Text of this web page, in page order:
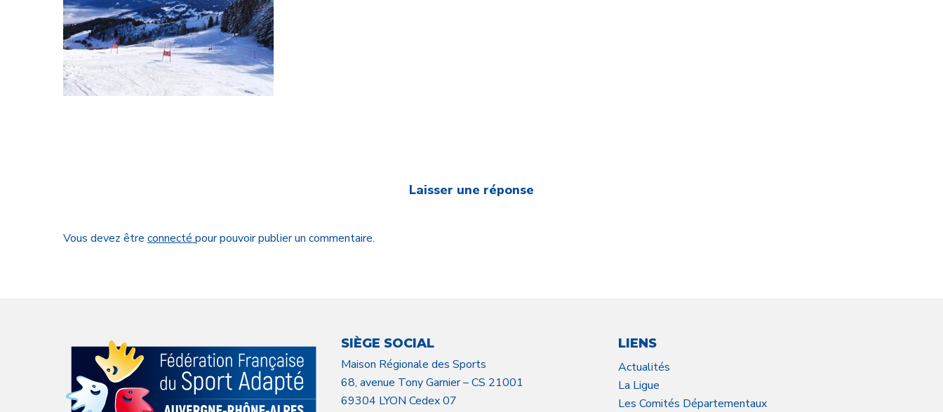
Laisser une réponse
Vous devez être connecté pour pouvoir publier un commentaire.
SIÈGE SOCIAL
Maison Régionale des Sports
68, avenue Tony Garnier – CS 21001
69304 LYON Cedex 07
LIENS
Actualités
La Ligue
Les Comités Départementaux